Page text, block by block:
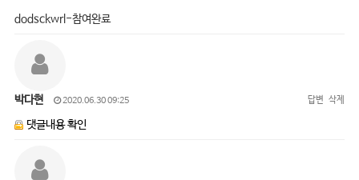
dodsckwrl-참여완료
박다현 2020.06.30 09:25 답변 삭제
댓글내용 확인